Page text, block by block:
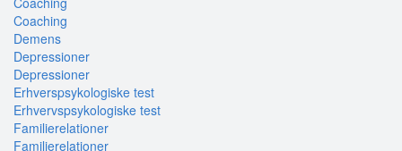
Coaching
Demens
Depressioner
Depressioner
Erhverspsykologiske test
Erhvervspsykologiske test
Familierelationer
Familierelationer